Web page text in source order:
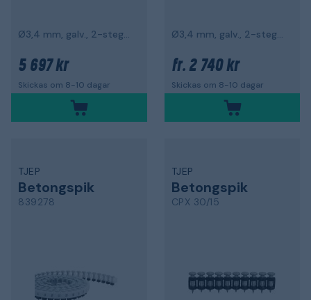
Ø3,4 mm, galv., 2-stegs, 1000-pack
5 697 kr
Skickas om 8-10 dagar
Ø3,4 mm, galv., 2-stegs, 1000-pack
fr. 2 740 kr
Skickas om 8-10 dagar
TJEP
Betongspik
839278
TJEP
Betongspik
CPX 30/15